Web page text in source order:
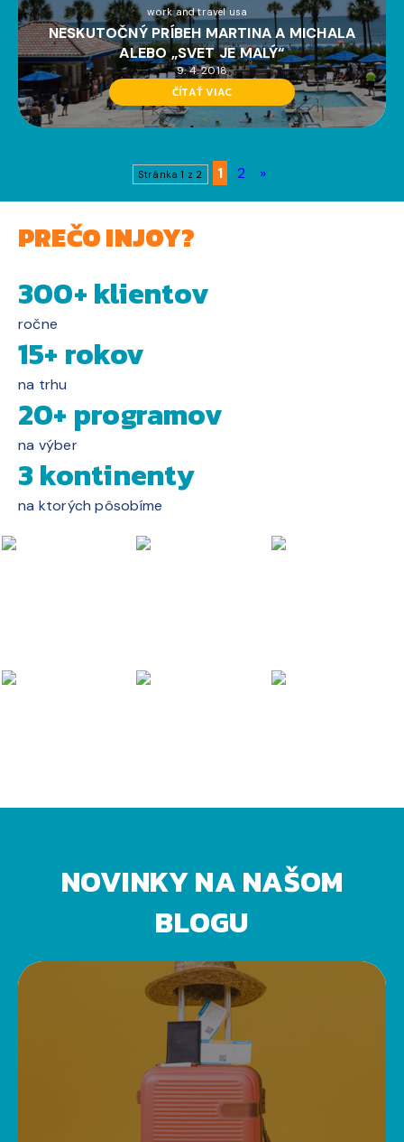
work and travel usa
NESKUTOČNÝ PRÍBEH MARTINA A MICHALA
ALEBO „SVET JE MALÝ“
9. 4. 2018
ČÍTAŤ VIAC
Stránka 1 z 2 1 2 »
PREČO INJOY?
300+ klientov
ročne
15+ rokov
na trhu
20+ programov
na výber
3 kontinenty
na ktorých pôsobíme
NOVINKY NA NAŠOM
BLOGU